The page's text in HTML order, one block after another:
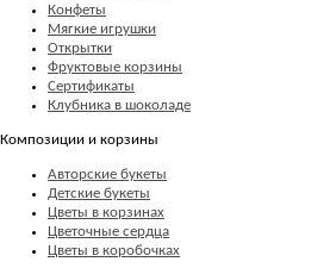
Конфеты
Мягкие игрушки
Открытки
Фруктовые корзины
Сертификаты
Клубника в шоколаде
Композиции и корзины
Авторские букеты
Детские букеты
Цветы в корзинах
Цветочные сердца
Цветы в коробочках